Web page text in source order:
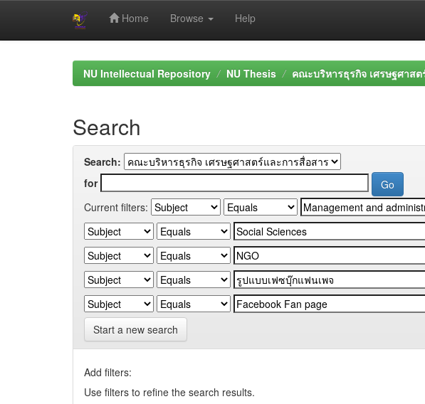
Home Browse Help
NU Intellectual Repository NU Thesis คณะบริหารธุรกิจ เศรษฐศาส
Search
Search:
for
Current filters:
Start a new search
Add filters:
Use filters to refine the search results.